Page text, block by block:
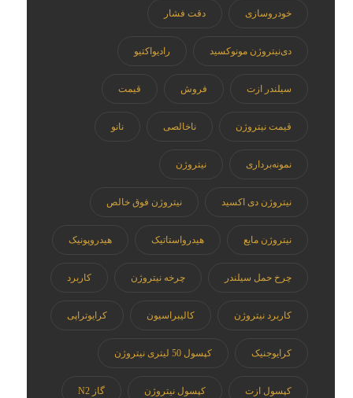
خودروسازی دقت فشار
دی‌نیتروژن مونوکسید رادیواکتیو
سیلندر ازت فروش قیمت
قیمت نیتروژن ناخالصی نانو
نمونه‌برداری نیتروژن
نیتروژن دی اکسید نیتروژن فوق خالص
نیتروژن مایع هیدرواستاتیک هیدروپونیک
چرخ حمل سیلندر چرخه نیتروژن کاربرد
کاربرد نیتروژن کالیبراسیون کرایوتراپی
کرایوجنیک کپسول 50 لیتری نیتروژن
کپسول ازت کپسول نیتروژن گاز N2